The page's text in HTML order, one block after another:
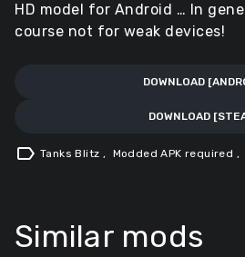
HD model for Android … In
course not for weak devices!
DOWNLOAD
DOWNLOAD
label Tanks Blitz , Modded APK required ,
Similar mods